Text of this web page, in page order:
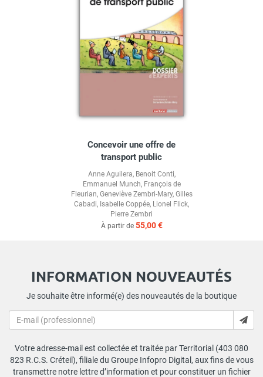
Concevoir une offre de
transport public
Anne Aguilera, Benoit Conti,
Emmanuel Munch, François de
Fleurian, Geneviève Zembri-Mary, Gilles
Cabadi, Isabelle Coppée, Lionel Flick,
Pierre Zembri
À partir de 55,00 €
INFORMATION NOUVEAUTÉS
Je souhaite être informé(e) des nouveautés de la boutique
Votre adresse-mail est collectée et traitée par Territorial (403 080
823 R.C.S. Créteil), filiale du Groupe Infopro Digital, aux fins de vous
transmettre notre lettre d’information et pour constituer un fichier